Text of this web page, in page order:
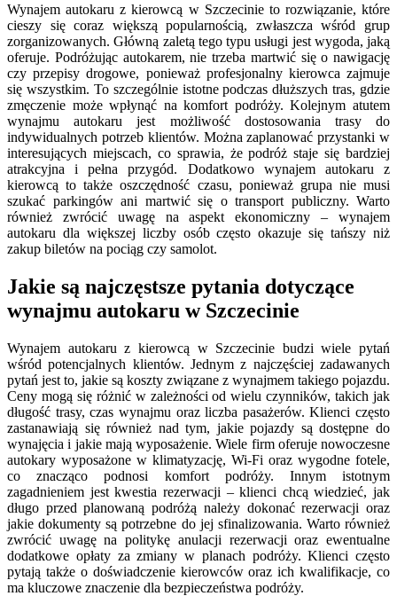
Wynajem autokaru z kierowcą w Szczecinie to rozwiązanie, które
cieszy się coraz większą popularnością, zwłaszcza wśród grup
zorganizowanych. Główną zaletą tego typu usługi jest wygoda, jaką
oferuje. Podróżując autokarem, nie trzeba martwić się o nawigację
czy przepisy drogowe, ponieważ profesjonalny kierowca zajmuje
się wszystkim. To szczególnie istotne podczas dłuższych tras, gdzie
zmęczenie może wpłynąć na komfort podróży. Kolejnym atutem
wynajmu autokaru jest możliwość dostosowania trasy do
indywidualnych potrzeb klientów. Można zaplanować przystanki w
interesujących miejscach, co sprawia, że podróż staje się bardziej
atrakcyjna i pełna przygód. Dodatkowo wynajem autokaru z
kierowcą to także oszczędność czasu, ponieważ grupa nie musi
szukać parkingów ani martwić się o transport publiczny. Warto
również zwrócić uwagę na aspekt ekonomiczny – wynajem
autokaru dla większej liczby osób często okazuje się tańszy niż
zakup biletów na pociąg czy samolot.
Jakie są najczęstsze pytania dotyczące
wynajmu autokaru w Szczecinie
Wynajem autokaru z kierowcą w Szczecinie budzi wiele pytań
wśród potencjalnych klientów. Jednym z najczęściej zadawanych
pytań jest to, jakie są koszty związane z wynajmem takiego pojazdu.
Ceny mogą się różnić w zależności od wielu czynników, takich jak
długość trasy, czas wynajmu oraz liczba pasażerów. Klienci często
zastanawiają się również nad tym, jakie pojazdy są dostępne do
wynajęcia i jakie mają wyposażenie. Wiele firm oferuje nowoczesne
autokary wyposażone w klimatyzację, Wi-Fi oraz wygodne fotele,
co znacząco podnosi komfort podróży. Innym istotnym
zagadnieniem jest kwestia rezerwacji – klienci chcą wiedzieć, jak
długo przed planowaną podróżą należy dokonać rezerwacji oraz
jakie dokumenty są potrzebne do jej sfinalizowania. Warto również
zwrócić uwagę na politykę anulacji rezerwacji oraz ewentualne
dodatkowe opłaty za zmiany w planach podróży. Klienci często
pytają także o doświadczenie kierowców oraz ich kwalifikacje, co
ma kluczowe znaczenie dla bezpieczeństwa podróży.